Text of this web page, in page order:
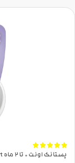





پستانک اونت 0 تا 2 ماه ultra start الترا ستارت SCF075/05